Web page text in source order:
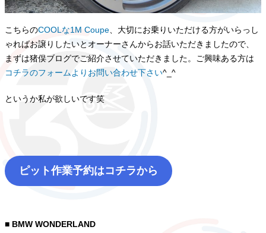
こちらのCOOLな1M Coupe 、大切にお乗りいただける方がいらっし
ゃればお譲りしたいとオーナーさんからお話いただきましたので、
まずは猪俣ブログでご紹介させていただきました。ご興味ある方は
コチラのフォームよりお問い合わせ下さい^_^
というか私が欲しいです笑
ピット作業予約はコチラから
■ BMW WONDERLAND